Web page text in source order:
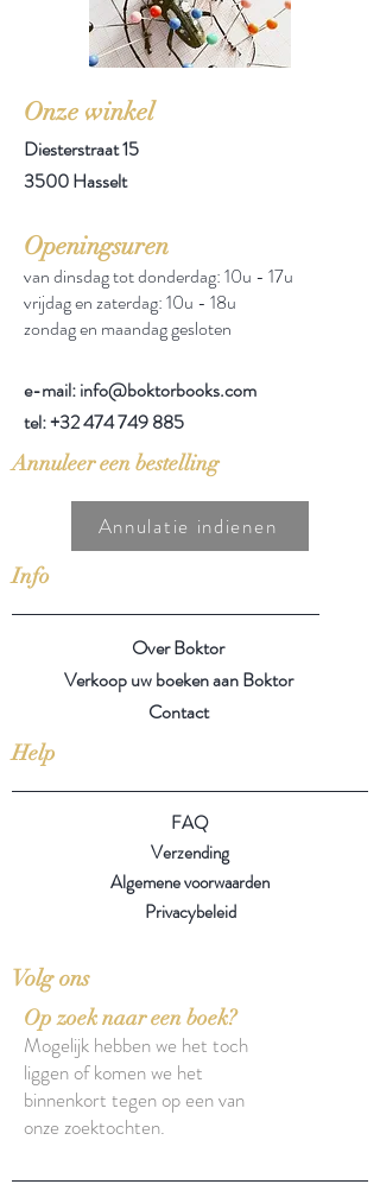
Onze winkel
Diesterstraat 15
3500 Hasselt
Openingsuren
van dinsdag tot donderdag: 10u - 17u
vrijdag en zaterdag: 10u - 18u
zondag en maandag gesloten
e-mail: info@boktorbooks.com
tel:+32 474 749 885
Annuleer een bestelling
Annulatie indienen
Info
Over Boktor
Verkoop uw boeken aan Boktor
Contact
Help
FAQ
Verzending
Algemene voorwaarden
Privacybeleid
Volg ons
Op zoek naar een boek?
Mogelijk hebben we het toch
liggen of komen we het
binnenkort tegen op een van
onze zoektochten.